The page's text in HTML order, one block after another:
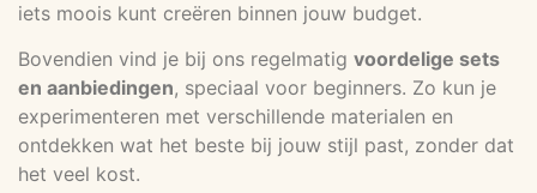
iets moois kunt creëren binnen jouw budget.
Bovendien vind je bij ons regelmatig voordelige sets
en aanbiedingen, speciaal voor beginners. Zo kun je
experimenteren met verschillende materialen en
ontdekken wat het beste bij jouw stijl past, zonder dat
het veel kost.